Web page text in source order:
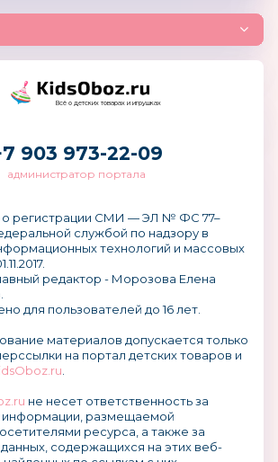
Всё о детских товарах и игрушках
903 973-22-09
администратор портала
о регистрации СМИ — ЭЛ № ФС 77–
службой по надзору в
технологий и массовых
редактор - Морозова Елена
для пользователей до 16 лет.
материалов допускается только
на портал детских товаров и
не несет ответственность за
информации, размещаемой
ресурса, а также за
содержащихся на этих веб-